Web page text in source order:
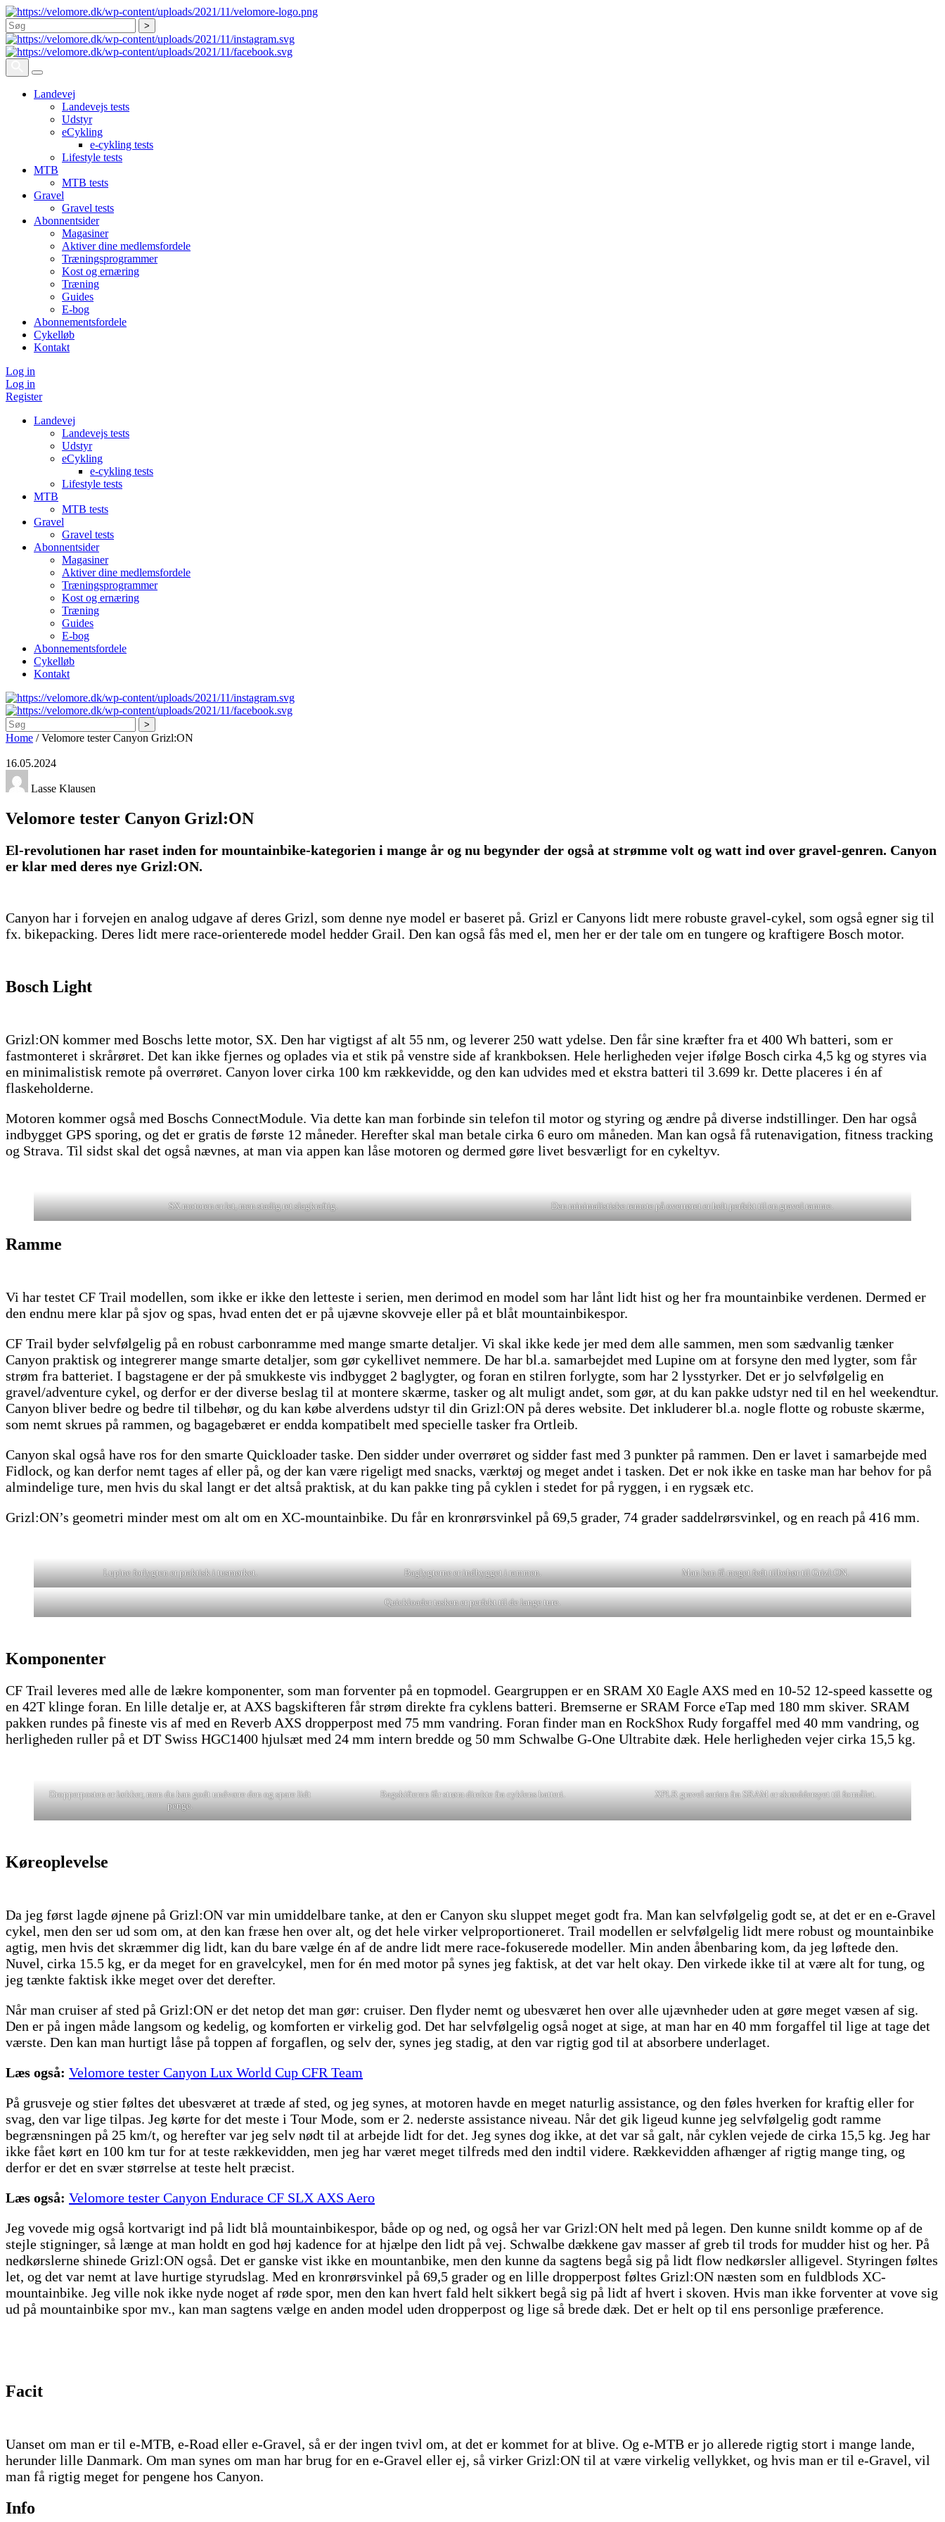
Søg
Landevej
Landevejs tests
Udstyr
eCykling
e-cykling tests
Lifestyle tests
MTB
MTB tests
Gravel
Gravel tests
Abonnentsider
Magasiner
Aktiver dine medlemsfordele
Træningsprogrammer
Kost og ernæring
Træning
Guides
E-bog
Abonnementsfordele
Cykelløb
Kontakt
Log in
Log in
Register
Landevej
Landevejs tests
Udstyr
eCykling
e-cykling tests
Lifestyle tests
MTB
MTB tests
Gravel
Gravel tests
Abonnentsider
Magasiner
Aktiver dine medlemsfordele
Træningsprogrammer
Kost og ernæring
Træning
Guides
E-bog
Abonnementsfordele
Cykelløb
Kontakt
Søg
Home /Velomore tester Canyon Grizl:ON
16.05.2024
Lasse Klausen
Velomore tester Canyon Grizl:ON
El-revolutionen har raset inden for mountainbike-kategorien i mange år og nu begynder der også at strømme volt og watt ind over gravel-genren. Canyon
er klar med deres nye Grizl:ON.
Canyon har i forvejen en analog udgave af deres Grizl, som denne nye model er baseret på. Grizl er Canyons lidt mere robuste gravel-cykel, som også egner sig til
fx. bikepacking. Deres lidt mere race-orienterede model hedder Grail. Den kan også fås med el, men her er der tale om en tungere og kraftigere Bosch motor.
Bosch Light
Grizl:ON kommer med Boschs lette motor, SX. Den har vigtigst af alt 55 nm, og leverer 250 watt ydelse. Den får sine kræfter fra et 400 Wh batteri, som er
fastmonteret i skrårøret. Det kan ikke fjernes og oplades via et stik på venstre side af krankboksen. Hele herligheden vejer ifølge Bosch cirka 4,5 kg og styres via
en minimalistisk remote på overrøret. Canyon lover cirka 100 km rækkevidde, og den kan udvides med et ekstra batteri til 3.699 kr. Dette placeres i én af
flaskeholderne.
Motoren kommer også med Boschs ConnectModule. Via dette kan man forbinde sin telefon til motor og styring og ændre på diverse indstillinger. Den har også
indbygget GPS sporing, og det er gratis de første 12 måneder. Herefter skal man betale cirka 6 euro om måneden. Man kan også få rutenavigation, fitness tracking
og Strava. Til sidst skal det også nævnes, at man via appen kan låse motoren og dermed gøre livet besværligt for en cykeltyv.
SX motoren er let, men stadig ret slagkraftig. Den minimalistiske remote på overrøret er helt perfekt til en gravel ramme.
Ramme
Vi har testet CF Trail modellen, som ikke er ikke den letteste i serien, men derimod en model som har lånt lidt hist og her fra mountainbike verdenen. Dermed er
den endnu mere klar på sjov og spas, hvad enten det er på ujævne skovveje eller på et blåt mountainbikespor.
CF Trail byder selvfølgelig på en robust carbonramme med mange smarte detaljer. Vi skal ikke kede jer med dem alle sammen, men som sædvanlig tænker
Canyon praktisk og integrerer mange smarte detaljer, som gør cykellivet nemmere. De har bl.a. samarbejdet med Lupine om at forsyne den med lygter, som får
strøm fra batteriet. I bagstagene er der på smukkeste vis indbygget 2 baglygter, og foran en stilren forlygte, som har 2 lysstyrker. Det er jo selvfølgelig en
gravel/adventure cykel, og derfor er der diverse beslag til at montere skærme, tasker og alt muligt andet, som gør, at du kan pakke udstyr ned til en hel weekendtur.
Canyon bliver bedre og bedre til tilbehør, og du kan købe alverdens udstyr til din Grizl:ON på deres website. Det inkluderer bl.a. nogle flotte og robuste skærme,
som nemt skrues på rammen, og bagagebæret er endda kompatibelt med specielle tasker fra Ortleib.
Canyon skal også have ros for den smarte Quickloader taske. Den sidder under overrøret og sidder fast med 3 punkter på rammen. Den er lavet i samarbejde med
Fidlock, og kan derfor nemt tages af eller på, og der kan være rigeligt med snacks, værktøj og meget andet i tasken. Det er nok ikke en taske man har behov for på
almindelige ture, men hvis du skal langt er det altså praktisk, at du kan pakke ting på cyklen i stedet for på ryggen, i en rygsæk etc.
Grizl:ON’s geometri minder mest om alt om en XC-mountainbike. Du får en kronrørsvinkel på 69,5 grader, 74 grader saddelrørsvinkel, og en reach på 416 mm.
Lupine forlygten er praktisk i tusmørket. Baglygterne er indbygget i rammen. Man kan få meget fedt tilbehør til Grizl:ON.
Quickloader tasken er perfekt til de lange ture.
Komponenter
CF Trail leveres med alle de lækre komponenter, som man forventer på en topmodel. Geargruppen er en SRAM X0 Eagle AXS med en 10-52 12-speed kassette og
en 42T klinge foran. En lille detalje er, at AXS bagskifteren får strøm direkte fra cyklens batteri. Bremserne er SRAM Force eTap med 180 mm skiver. SRAM
pakken rundes på fineste vis af med en Reverb AXS dropperpost med 75 mm vandring. Foran finder man en RockShox Rudy forgaffel med 40 mm vandring, og
herligheden ruller på et DT Swiss HGC1400 hjulsæt med 24 mm intern bredde og 50 mm Schwalbe G-One Ultrabite dæk. Hele herligheden vejer cirka 15,5 kg.
Dropperposten er lækker, men du kan godt undvære den og spare lidt
penge.
Bagskifteren får strøm direkte fra cyklens batteri. XPLR gravel serien fra SRAM er skræddersyet til formålet.
Køreoplevelse
Da jeg først lagde øjnene på Grizl:ON var min umiddelbare tanke, at den er Canyon sku sluppet meget godt fra. Man kan selvfølgelig godt se, at det er en e-Gravel
cykel, men den ser ud som om, at den kan fræse hen over alt, og det hele virker velproportioneret. Trail modellen er selvfølgelig lidt mere robust og mountainbike
agtig, men hvis det skræmmer dig lidt, kan du bare vælge én af de andre lidt mere race-fokuserede modeller. Min anden åbenbaring kom, da jeg løftede den.
Nuvel, cirka 15.5 kg, er da meget for en gravelcykel, men for én med motor på synes jeg faktisk, at det var helt okay. Den virkede ikke til at være alt for tung, og
jeg tænkte faktisk ikke meget over det derefter.
Når man cruiser af sted på Grizl:ON er det netop det man gør: cruiser. Den flyder nemt og ubesværet hen over alle ujævnheder uden at gøre meget væsen af sig.
Den er på ingen måde langsom og kedelig, og komforten er virkelig god. Det har selvfølgelig også noget at sige, at man har en 40 mm forgaffel til lige at tage det
værste. Den kan man hurtigt låse på toppen af forgaflen, og selv der, synes jeg stadig, at den var rigtig god til at absorbere underlaget.
Læs også: Velomore tester Canyon Lux World Cup CFR Team
På grusveje og stier føltes det ubesværet at træde af sted, og jeg synes, at motoren havde en meget naturlig assistance, og den føles hverken for kraftig eller for
svag, den var lige tilpas. Jeg kørte for det meste i Tour Mode, som er 2. nederste assistance niveau. Når det gik ligeud kunne jeg selvfølgelig godt ramme
begrænsningen på 25 km/t, og herefter var jeg selv nødt til at arbejde lidt for det. Jeg synes dog ikke, at det var så galt, når cyklen vejede de cirka 15,5 kg. Jeg har
ikke fået kørt en 100 km tur for at teste rækkevidden, men jeg har været meget tilfreds med den indtil videre. Rækkevidden afhænger af rigtig mange ting, og
derfor er det en svær størrelse at teste helt præcist.
Læs også: Velomore tester Canyon Endurace CF SLX AXS Aero
Jeg vovede mig også kortvarigt ind på lidt blå mountainbikespor, både op og ned, og også her var Grizl:ON helt med på legen. Den kunne snildt komme op af de
stejle stigninger, så længe at man holdt en god høj kadence for at hjælpe den lidt på vej. Schwalbe dækkene gav masser af greb til trods for mudder hist og her. På
nedkørslerne shinede Grizl:ON også. Det er ganske vist ikke en mountanbike, men den kunne da sagtens begå sig på lidt flow nedkørsler alligevel. Styringen føltes
let, og det var nemt at lave hurtige styrudslag. Med en kronrørsvinkel på 69,5 grader og en lille dropperpost føltes Grizl:ON næsten som en fuldblods XC-
mountainbike. Jeg ville nok ikke nyde noget af røde spor, men den kan hvert fald helt sikkert begå sig på lidt af hvert i skoven. Hvis man ikke forventer at vove sig
ud på mountainbike spor mv., kan man sagtens vælge en anden model uden dropperpost og lige så brede dæk. Det er helt op til ens personlige præference.
Facit
Uanset om man er til e-MTB, e-Road eller e-Gravel, så er der ingen tvivl om, at det er kommet for at blive. Og e-MTB er jo allerede rigtig stort i mange lande,
herunder lille Danmark. Om man synes om man har brug for en e-Gravel eller ej, så virker Grizl:ON til at være virkelig vellykket, og hvis man er til e-Gravel, vil
man få rigtig meget for pengene hos Canyon.
Info